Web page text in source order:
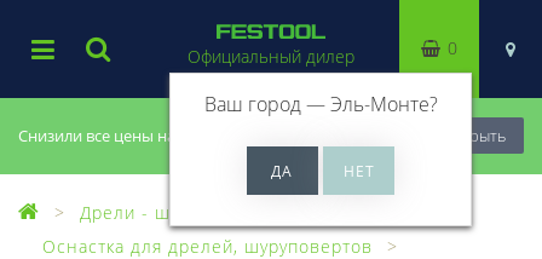
Снизили все цены на 20%, успей купить! Закрыть
Официальный дилер
Ваш город —Эль-Монте?
0
Дрели - шуруповерты
Оснастка для дрелей, шуруповертов